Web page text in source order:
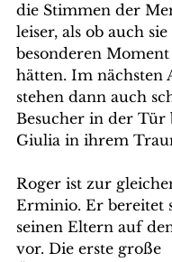
die Stimmen der
leiser, als ob auch sie
besonderen
hätten. Im nächsten
stehen dann auch
Besucher in der Tür
Giulia in ihrem
Roger ist zur
Erminio. Er bereitet
seinen Eltern auf
vor. Die erste große